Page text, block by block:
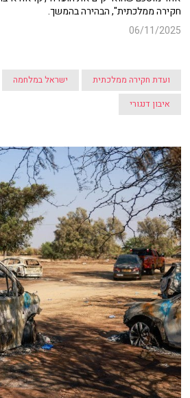
חקירה ממלכתית", הבהירה בהמשך.
06/11/2025
ועדת חקירה ממלכתית ישראל במלחמה
איבון דנגורי